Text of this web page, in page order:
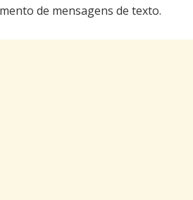
de mensagens de texto.